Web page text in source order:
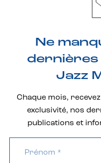
Ne
dernières
Jazz
Chaque mois,
exclusivité, nos
publications et